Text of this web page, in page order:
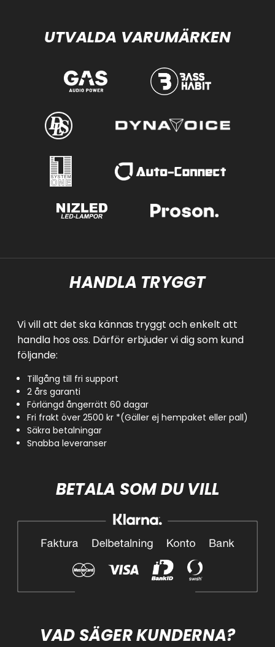
UTVALDA VARUMÄRKEN
HANDLA TRYGGT
Vi vill att det ska kännas tryggt och enkelt att
handla hos oss. Därför erbjuder vi dig som kund
följande:
Tillgång till fri support
2 års garanti
Förlängd ångerrätt 60 dagar
Fri frakt över 2500 kr *(Gäller ej hempaket eller pall)
Säkra betalningar
Snabba leveranser
BETALA SOM DU VILL
VAD SÄGER KUNDERNA?